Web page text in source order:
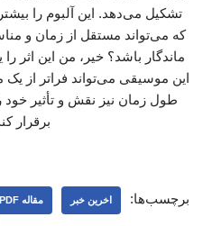
تشکیل می‌دهد. این آلبوم را
که می‌تواند مستقل از زمان و
ماندگار باشد؟ خیر، من این اثر
این موسیقی می‌تواند فراتر از
طول زمان نیز نقش و تأثیر خود
برقرار کند.
برچسب‌ها: اخرین خبر مقاله PDF